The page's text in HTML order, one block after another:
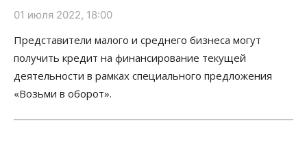
01 июля 2022, 18:00
Представители малого и среднего бизнеса могут
получить кредит на финансирование текущей
деятельности в рамках специального предложения
«Возьми в оборот».